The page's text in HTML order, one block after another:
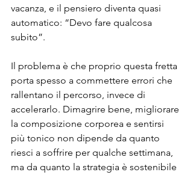
vacanza, e il pensiero diventa quasi
automatico: “Devo fare qualcosa
subito”.
Il problema è che proprio questa fretta
porta spesso a commettere errori che
rallentano il percorso, invece di
accelerarlo. Dimagrire bene, migliorare
la composizione corporea e sentirsi
più tonico non dipende da quanto
riesci a soffrire per qualche settimana,
ma da quanto la strategia è sostenibile